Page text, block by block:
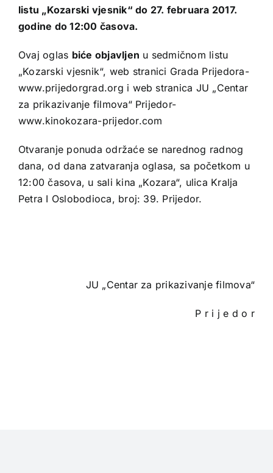
listu „Kozarski vjesnik“ do 27. februara 2017.
godine do 12:00 časova.
Ovaj oglas biće objavljen u sedmičnom listu
„Kozarski vjesnik“, web stranici Grada Prijedora-
www.prijedorgrad.org i web stranica JU „Centar
za prikazivanje filmova“ Prijedor-
www.kinokozara-prijedor.com
Otvaranje ponuda održaće se narednog radnog
dana, od dana zatvaranja oglasa, sa početkom u
12:00 časova, u sali kina „Kozara“, ulica Kralja
Petra I Oslobodioca, broj: 39. Prijedor.
JU „Centar za prikazivanje filmova“
P r i j e d o r